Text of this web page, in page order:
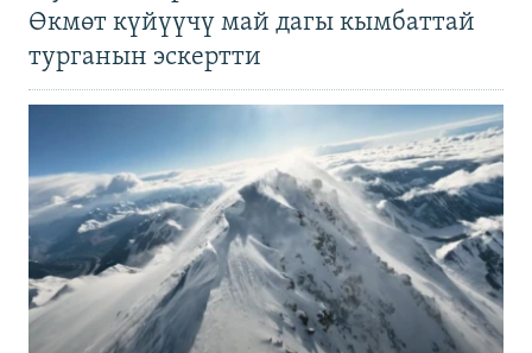
Өкмөт күйүүчү май дагы кымбаттай
турганын эскертти